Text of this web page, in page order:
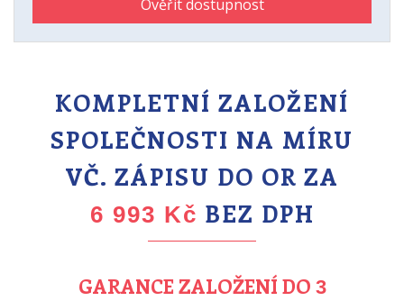
Ověřit dostupnost
KOMPLETNÍ ZALOŽENÍ
SPOLEČNOSTI NA MÍRU
VČ. ZÁPISU DO OR ZA
6 993 Kč BEZ DPH
GARANCE ZALOŽENÍ DO 3